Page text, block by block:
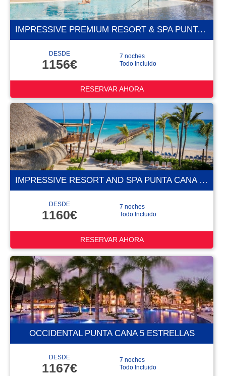
IMPRESSIVE PREMIUM RESORT & SPA PUNTA CANA 5 ESTRELLAS
DESDE
1156€
7 noches
Todo Incluido
RESERVAR AHORA
IMPRESSIVE RESORT AND SPA PUNTA CANA 5 ESTRELLAS
DESDE
1160€
7 noches
Todo Incluido
RESERVAR AHORA
OCCIDENTAL PUNTA CANA 5 ESTRELLAS
DESDE
1167€
7 noches
Todo Incluido